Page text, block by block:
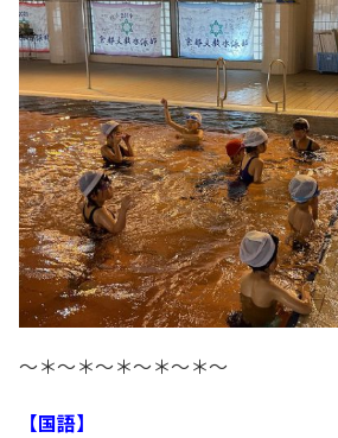
～＊～＊～＊～＊～＊～
【国語】